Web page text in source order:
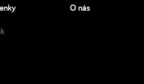
O nás